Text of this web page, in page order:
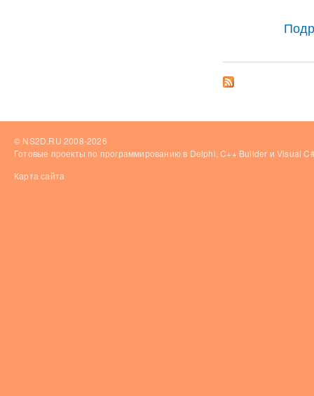
© NS2D.RU 2008-2026
Готовые проекты по программированию в Delphi, C++ Builder и Visual
Карта сайта